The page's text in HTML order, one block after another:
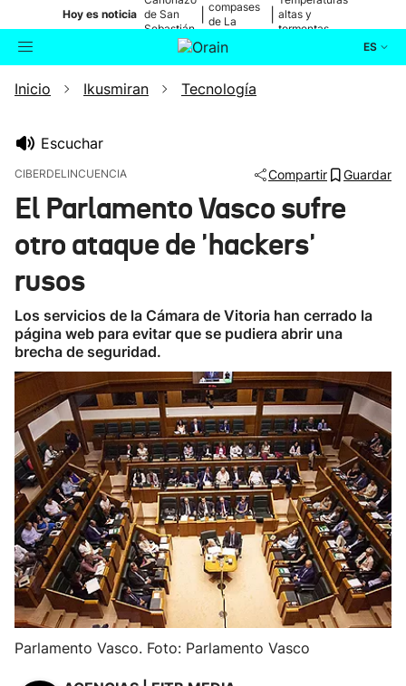
Hoy es noticia de San
Sebastián
compases
de La
altas y
tormentas
ES
Buscador Actualidad
Ikusmiran
Inicio Ikusmiran Tecnología
Escuchar
CIBERDELINCUENCIA Compartir Guardar
El Parlamento Vasco sufre
otro ataque de 'hackers'
rusos
Los servicios de la Cámara de Vitoria han cerrado la
página web para evitar que se pudiera abrir una
brecha de seguridad.
Parlamento Vasco. Foto: Parlamento Vasco